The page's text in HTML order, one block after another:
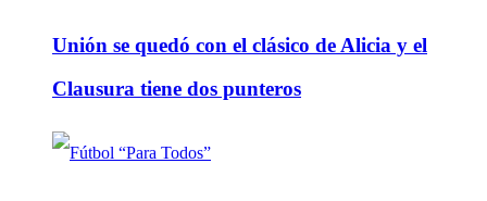
Unión se quedó con el clásico de Alicia y el
Clausura tiene dos punteros